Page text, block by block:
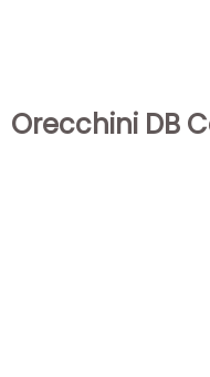
Orecchini DB